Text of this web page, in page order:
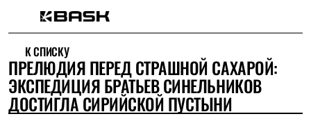
Интернет-магазин
Мужская одежда
Утепленная пухом
Куртки
Брюки
К СПИСКУ
ПРЕЛЮДИЯ ПЕРЕД СТРАШНОЙ САХАРОЙ:
ЭКСПЕДИЦИЯ БРАТЬЕВ СИНЕЛЬНИКОВ
ДОСТИГЛА СИРИЙСКОЙ ПУСТЫНИ